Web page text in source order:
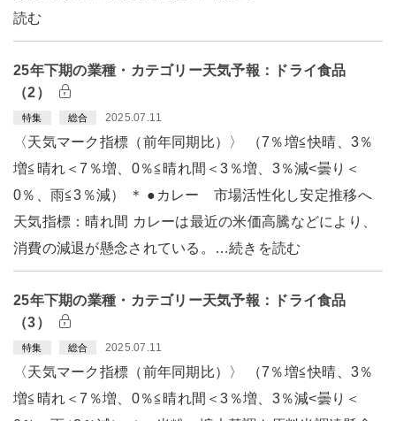
読む
25年下期の業種・カテゴリー天気予報：ドライ食品
（2）
特集 総合 2025.07.11
〈天気マーク指標（前年同期比）〉 （7％増≦快晴、3％
増≦晴れ＜7％増、0％≦晴れ間＜3％増、3％減<曇り＜
0％、雨≦3％減） ＊ ●カレー 市場活性化し安定推移へ
天気指標：晴れ間 カレーは最近の米価高騰などにより、
消費の減退が懸念されている。…続きを読む
25年下期の業種・カテゴリー天気予報：ドライ食品
（3）
特集 総合 2025.07.11
〈天気マーク指標（前年同期比）〉 （7％増≦快晴、3％
増≦晴れ＜7％増、0％≦晴れ間＜3％増、3％減<曇り＜